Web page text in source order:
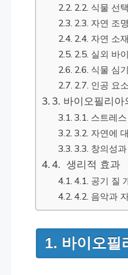
2.2. 식물 선
2.3. 자연 조
2.4. 자연 소
2.5. 실외 바
2.6. 식물 심기
2.7. 인공 요
3. 바이오필리
3.1. 스트레
3.2. 자연에
3.3. 창의성
4. 생리적 효과
4.1. 공기 질
4.2. 음악과
1. 바이오필